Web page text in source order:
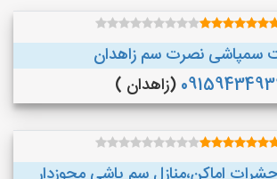
سمپاشی نصرت سم زاهدان
(زاهدان )